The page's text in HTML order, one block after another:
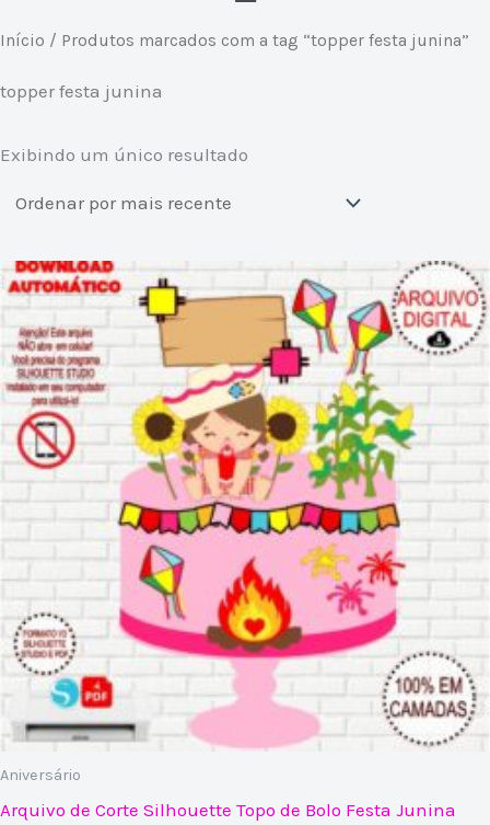
Início / Produtos marcados com a tag “topper festa junina”
topper festa junina
Exibindo um único resultado
Aniversário
Arquivo de Corte Silhouette Topo de Bolo Festa Junina